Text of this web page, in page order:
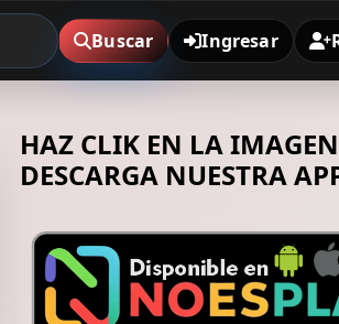
Buscar Ingresar
HAZ CLIK EN LA
DESCARGA NUESTRA